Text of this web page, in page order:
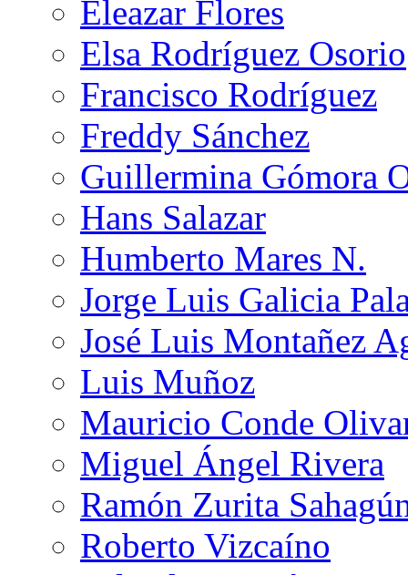
Eleazar Flores
Elsa Rodríguez Osorio
Francisco Rodríguez
Freddy Sánchez
Guillermina Gómora
Hans Salazar
Humberto Mares N.
Jorge Luis Galicia
José Luis Montañez
Luis Muñoz
Mauricio Conde
Miguel Ángel Rivera
Ramón Zurita
Roberto Vizcaíno